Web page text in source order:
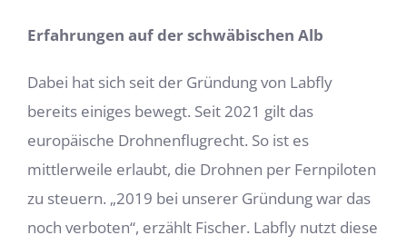
Erfahrungen auf der schwäbischen Alb
Dabei hat sich seit der Gründung von Labfly
bereits einiges bewegt. Seit 2021 gilt das
europäische Drohnenflugrecht. So ist es
mittlerweile erlaubt, die Drohnen per Fernpiloten
zu steuern. „2019 bei unserer Gründung war das
noch verboten“, erzählt Fischer. Labfly nutzt diese